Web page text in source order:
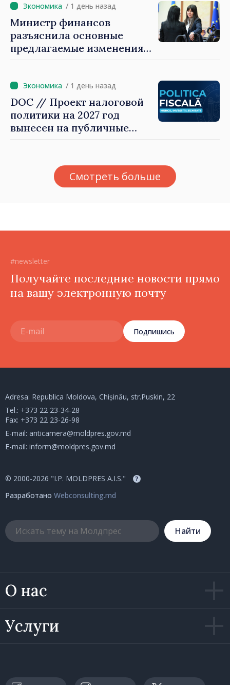
/ 1 день назад
Министр финансов
разъяснила основные
предлагаемые изменения
налогу
/ 1 день назад
DOC // Проект налоговой
политики на 2027 год
вынесен на публичные
Смотреть больше
#newsletter
Получайте последние новости прямо
на вашу электронную почту
Подпишись
О нас
Услуги
Adresa: Republica Moldova, Chișinău, str.Puskin, 22
Tel.: +373 22 23-34-28
Fax: +373 22 23-26-98
E-mail: anticamera@moldpres.gov.md
E-mail: inform@moldpres.gov.md
© 2000-2026 "I.P. MOLDPRES A.I.S." ?
Разработано Webconsulting.md
Hайти